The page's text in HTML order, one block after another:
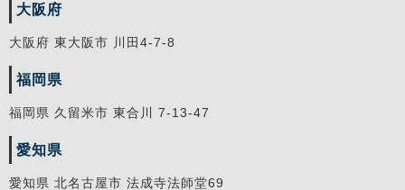
大阪府
大阪府 東大阪市 川田4-7-8
福岡県
福岡県 久留米市 東合川 7-13-47
愛知県
愛知県 北名古屋市 法成寺法師堂69